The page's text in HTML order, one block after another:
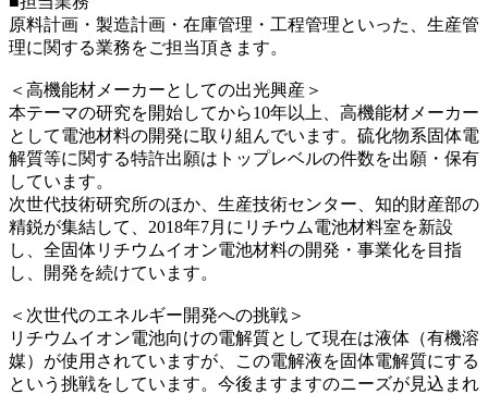
原料計画・製造計画・在庫管理・工程管理といった、生産管
理に関する業務をご担当頂きます。
＜高機能材メーカーとしての出光興産＞
本テーマの研究を開始してから10年以上、高機能材メーカー
として電池材料の開発に取り組んでいます。硫化物系固体電
解質等に関する特許出願はトップレベルの件数を出願・保有
しています。
次世代技術研究所のほか、生産技術センター、知的財産部の
精鋭が集結して、2018年7月にリチウム電池材料室を新設
し、全固体リチウムイオン電池材料の開発・事業化を目指
し、開発を続けています。
＜次世代のエネルギー開発への挑戦＞
リチウムイオン電池向けの電解質として現在は液体（有機溶
媒）が使用されていますが、この電解液を固体電解質にする
という挑戦をしています。今後ますますのニーズが見込まれ